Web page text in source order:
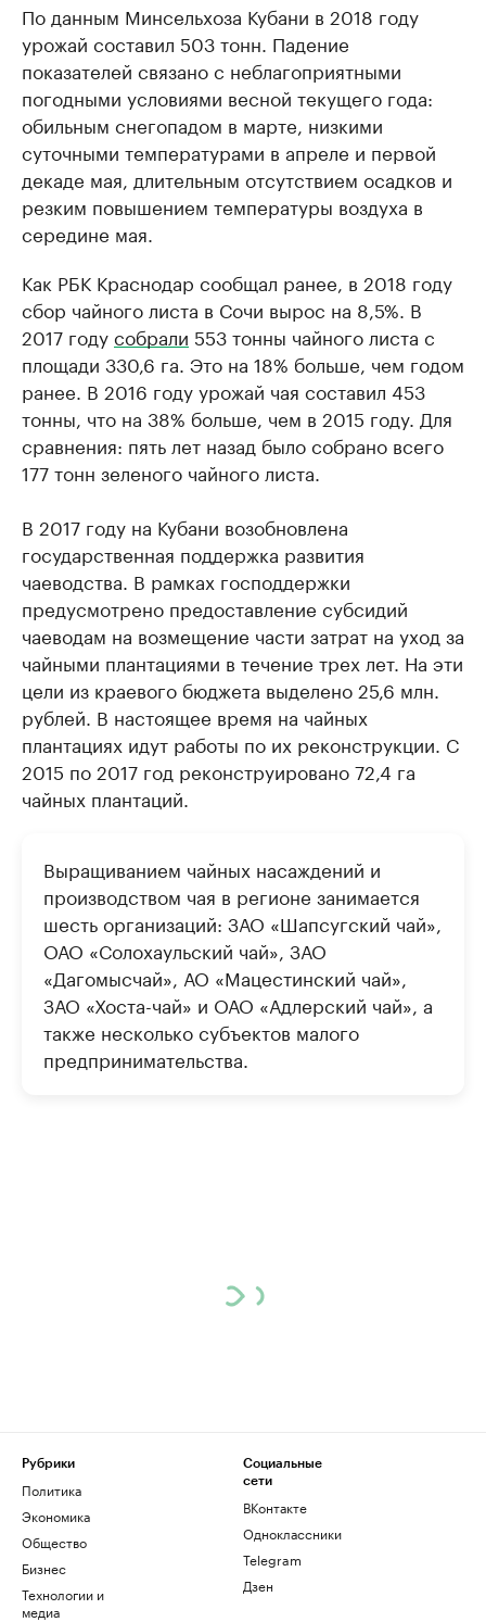
По данным Минсельхоза Кубани в 2018 году
урожай составил 503 тонн. Падение
показателей связано с неблагоприятными
погодными условиями весной текущего года:
обильным снегопадом в марте, низкими
суточными температурами в апреле и первой
декаде мая, длительным отсутствием осадков и
резким повышением температуры воздуха в
середине мая.
Как РБК Краснодар сообщал ранее, в 2018 году
сбор чайного листа в Сочи вырос на 8,5%. В
2017 годусобрали 553 тонны чайного листа с
площади 330,6 га. Это на 18% больше, чем годом
ранее. В 2016 году урожай чая составил 453
тонны, что на 38% больше, чем в 2015 году. Для
сравнения: пять лет назад было собрано всего
177 тонн зеленого чайного листа.
В 2017 году на Кубани возобновлена
государственная поддержка развития
чаеводства. В рамках господдержки
предусмотрено предоставление субсидий
чаеводам на возмещение части затрат на уход за
чайными плантациями в течение трех лет. На эти
цели из краевого бюджета выделено 25,6 млн.
рублей. В настоящее время на чайных
плантациях идут работы по их реконструкции. С
2015 по 2017 год реконструировано 72,4 га
чайных плантаций.
Выращиванием чайных насаждений и
производством чая в регионе занимается
шесть организаций: ЗАО «Шапсугский чай»,
ОАО «Солохаульский чай», ЗАО
«Дагомысчай», АО «Мацестинский чай»,
ЗАО «Хоста-чай» и ОАО «Адлерский чай», а
также несколько субъектов малого
предпринимательства.
Рубрики
Политика
Экономика
Общество
Бизнес
Технологии и
медиа
Социальные
сети
ВКонтакте
Одноклассники
Telegram
Дзен